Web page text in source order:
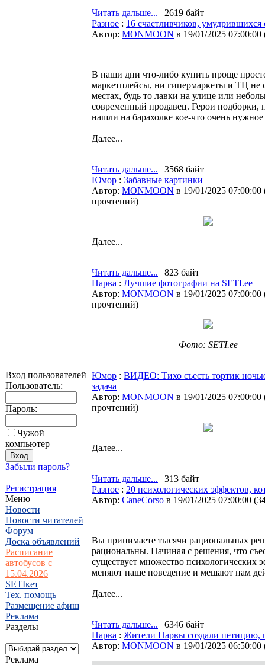
Вход пользователей
Пользователь:
Пароль:
Чужой
компьютер
Забыли пароль?
Регистрация
Меню
Новости
Новости читателей
Форум
Доска объявлений
Расписание
автобусов с
15.04.2026
SETIкет
Тех. помощь
Размещение афиш
Реклама
Разделы
Реклама
Читать дальше... | 2619 байт
Разное : 16 счастливчиков,
Автор: MONMOON в 19/01/2025 07:00:00
В наши дни что-либо купить проще
маркетплейсы, ни гипермаркеты и ТЦ не
местах, будь то лавки на улице или
современный продавец. Герои подборки,
нашли на барахолке кое-что очень
Далее...
Читать дальше... | 3568 байт
Юмор : Забавные картинки
Автор: MONMOON в 19/01/2025 07:00:00
прочтений)
Далее...
Читать дальше... | 823 байт
Нарва : Лучшие фотографии на SETI.ee
Автор: MONMOON в 19/01/2025 07:00:00
прочтений)
Фото: SETI.ee
Юмор : ВИДЕО: Тихо съесть тортик
задача
Автор: MONMOON в 19/01/2025 07:00:00
прочтений)
Далее...
Читать дальше... | 313 байт
Разное : 20 психологических эффектов,
Автор: CaneCorso в 19/01/2025 07:00:00 (
Вы принимаете тысячи рациональных
рациональны. Начиная с решения, что
существует множество
меняют наше поведение и мешают нам
Далее...
Читать дальше... | 6346 байт
Нарва : Жители Нарвы создали петицию,
Автор: MONMOON в 19/01/2025 06:50:00